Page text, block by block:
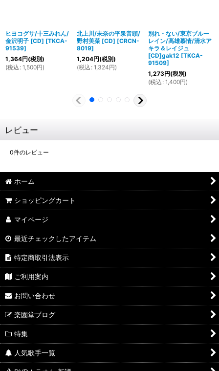
ヒヨコグサ/十三みれん/
金沢明子 [CD] [TKCA-
91539]
1,364円(税別)
(税込 : 1,500円)
北上川/未奈の平泉音頭/
野村美菜 [CD] [CRCN-
8019]
1,204円(税別)
(税込 : 1,324円)
別れ・ない/東京ブルー
レイン/高雄慕情/清水ア
キラ＆レイジュ
[CD]gak12 [TKCA-
91509]
1,273円(税別)
(税込 : 1,400円)
レビュー
0件のレビュー
ホーム
ショッピングカート
マイページ
最近チェックしたアイテム
特定商取引法表示
ご利用案内
お問い合わせ
楽園堂ブログ
特集
人気歌手一覧